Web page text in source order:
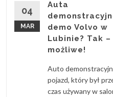
04
MAR
Auta
demo Volvo w
Lubinie? Tak
możliwe!
Auto
pojazd, który był
czas używany w